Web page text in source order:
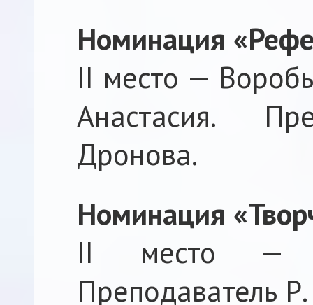
Номинация
II место —
Анастасия.
Дронова.
Номинация
II место —
Преподаватель